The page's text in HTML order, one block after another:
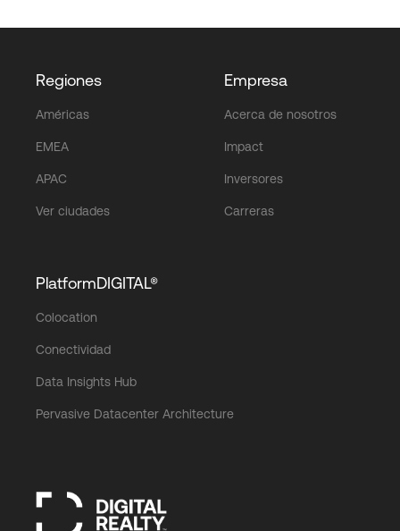
Regiones
Américas
EMEA
APAC
Ver ciudades
Empresa
Acerca de nosotros
Impact
Inversores
Carreras
PlatformDIGITAL®
Colocation
Conectividad
Data Insights Hub
Pervasive Datacenter Architecture